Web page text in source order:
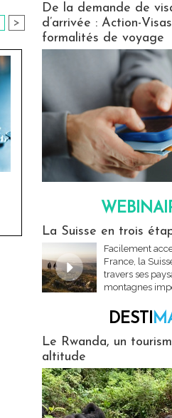
>
De la demande de
d’arrivée : Action-
formalités de voyage
La Suisse en trois
Facilement
France, la
travers ses
montagnes
DESTI
Le Rwanda, un
altitude